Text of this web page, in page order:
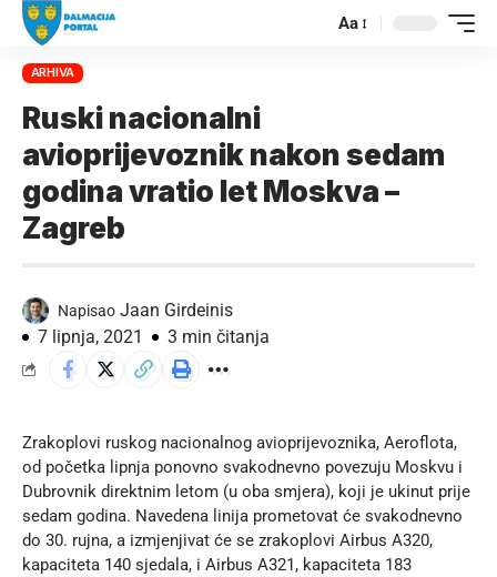
Aa
ARHIVA
Ruski nacionalni
avioprijevoznik nakon sedam
godina vratio let Moskva –
Zagreb
Napisao Jaan Girdeinis
7 lipnja, 2021
3 min čitanja
Zrakoplovi ruskog nacionalnog avioprijevoznika, Aeroflota,
od početka lipnja ponovno svakodnevno povezuju Moskvu i
Dubrovnik direktnim letom (u oba smjera), koji je ukinut prije
sedam godina. Navedena linija prometovat će svakodnevno
do 30. rujna, a izmjenjivat će se zrakoplovi Airbus A320,
kapaciteta 140 sjedala, i Airbus A321, kapaciteta 183